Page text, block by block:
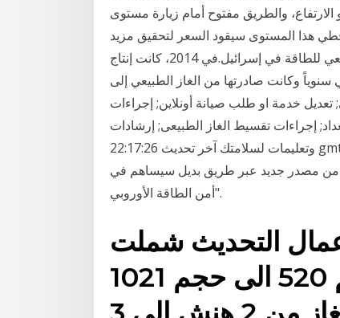
47.25 ويؤكد التحول نحو الارتفاع، والطريق مفتوح أمام زيارة مستوى
تخطي هذا المستوى سيقود السعر لتحقيق مزيد
من المكاسب على الغاز الطبيعي في إسرائيل هو المصدر الطبيعي للطاقة في إسرائيل.في 2014، كانت إنتاج
الطبيعي سنوياً وكانت صادرتها من الغاز الطبيعي إلى
تعديل خدمة او طلب صيانة أونلاين; إجراءات
إجراءات تقسيط الغاز الطبيعى; إرشادات
وتعليمات لسلامتك آخر تحديث 22:17:26 gmt ; وقال "الآن المهمة اكتملت"، مضيفا "وصل الغاز الطبيعي
من مصدر جديد عبر طريق بديل سيساهم في
أمن الطاقة الأوروبي".
التحديث شملت
تحديث مضخات الغاز من حجم 520 الى حجم 1021